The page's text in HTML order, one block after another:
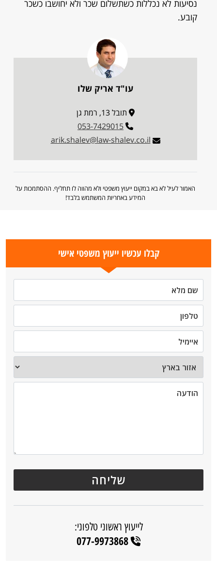
נסיעות לא נכללות כשתשלום שכר ולא יחושבו כשכר
קובע.
עו"ד אריק שלו
תובל 13, רמת גן
053-7429015
arik.shalev@law-shalev.co.il
האמור לעיל לא בא במקום ייעוץ משפטי ולא מהווה לו תחליף. ההסתמכות על
המידע באחריות המשתמש בלבד!
קבלו עכשיו ייעוץ משפטי אישי
לייעוץ ראשוני טלפוני:
077-9973868